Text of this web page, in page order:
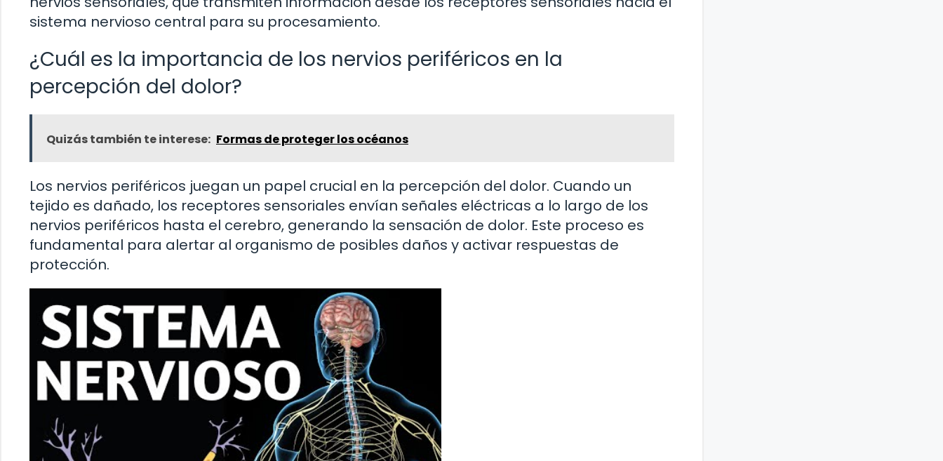
sistema nervioso central para su procesamiento.
¿Cuál es la importancia de los nervios periféricos en la
percepción del dolor?
Quizás también te interese: Formas de proteger los océanos
Los nervios periféricos juegan un papel crucial en la percepción del dolor. Cuando un
tejido es dañado, los receptores sensoriales envían señales eléctricas a lo largo de los
nervios periféricos hasta el cerebro, generando la sensación de dolor. Este proceso es
fundamental para alertar al organismo de posibles daños y activar respuestas de
protección.